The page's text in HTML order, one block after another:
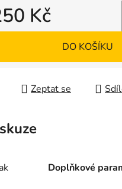
Kč
cena:
DO KOŠÍKU
Zeptat se
Doplňkové